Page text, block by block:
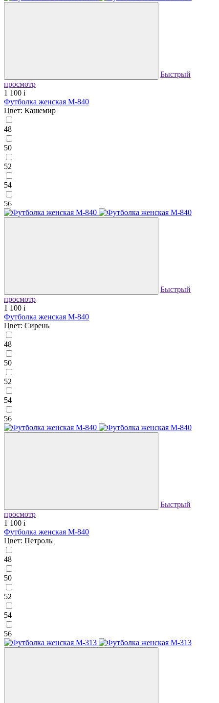
Быстрый
просмотр
1 100 i
Футболка женская М-840
Цвет: Кашемир
48
50
52
54
56
Быстрый
просмотр
1 100 i
Футболка женская М-840
Цвет: Сирень
48
50
52
54
56
Быстрый
просмотр
1 100 i
Футболка женская М-840
Цвет: Петроль
48
50
52
54
56